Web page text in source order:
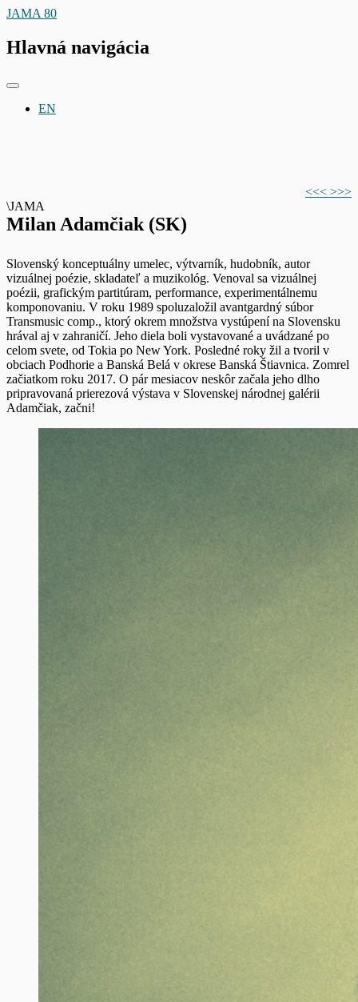
JAMA 80
Hlavná navigácia
EN
<<< >>>
\JAMA
Milan Adamčiak (SK)
Slovenský konceptuálny umelec, výtvarník, hudobník, autor
vizuálnej poézie, skladateľ a muzikológ. Venoval sa vizuálnej
poézii, grafickým partitúram, performance, experimentálnemu
komponovaniu. V roku 1989 spoluzaložil avantgardný súbor
Transmusic comp., ktorý okrem množstva vystúpení na Slovensku
hrával aj v zahraničí. Jeho diela boli vystavované a uvádzané po
celom svete, od Tokia po New York. Posledné roky žil a tvoril v
obciach Podhorie a Banská Belá v okrese Banská Štiavnica. Zomrel
začiatkom roku 2017. O pár mesiacov neskôr začala jeho dlho
pripravovaná prierezová výstava v Slovenskej národnej galérii
Adamčiak, začni!